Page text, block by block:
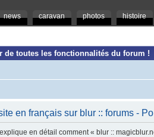
news caravan photos histoire
de toutes les fonctionnalités du forum !
en français sur blur :: forums -
en détail comment « blur ::